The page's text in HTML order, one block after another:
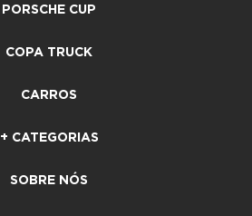
PORSCHE CUP
COPA TRUCK
CARROS
+ CATEGORIAS
SOBRE NÓS